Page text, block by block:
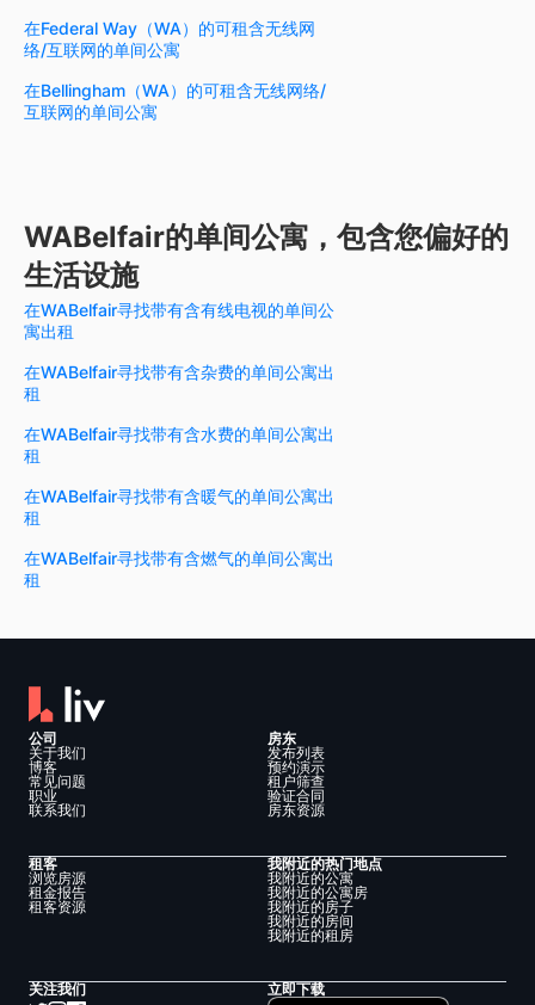
在Federal Way（WA）的可租含无线网
络/互联网的单间公寓
在Bellingham（WA）的可租含无线网络/
互联网的单间公寓
WABelfair的单间公寓，包含您偏好的
生活设施
在WABelfair寻找带有含有线电视的单间公
寓出租
在WABelfair寻找带有含杂费的单间公寓出
租
在WABelfair寻找带有含水费的单间公寓出
租
在WABelfair寻找带有含暖气的单间公寓出
租
在WABelfair寻找带有含燃气的单间公寓出
租
公司
关于我们
博客
常见问题
职业
联系我们
房东
发布列表
预约演示
租户筛查
验证合同
房东资源
租客
浏览房源
租金报告
租客资源
我附近的热门地点
我附近的公寓
我附近的公寓房
我附近的房子
我附近的房间
我附近的租房
关注我们 立即下载